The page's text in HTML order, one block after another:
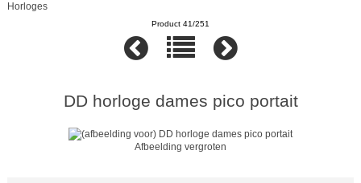
Horloges
Product 41/251
DD horloge dames pico portait
Afbeelding vergroten